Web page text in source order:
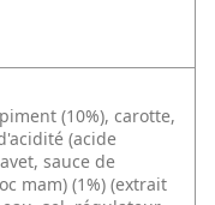
(10%), carotte,
(acide
sauce de
mam) (1%) (extrait